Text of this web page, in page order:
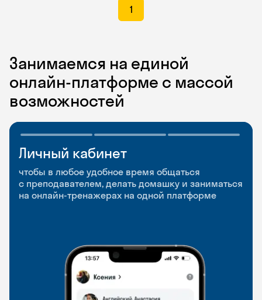
1
Занимаемся на единой
онлайн-платформе с массой
возможностей
Личный кабинет
чтобы в любое удобное время общаться
с преподавателем, делать домашку и заниматься
на онлайн-тренажерах на одной платформе
Мобильное
приложение
чтобы заниматься и изучать новые слова где
и когда удобно
Разговорные клубы
и Talks
Групповые занятия для разговорной практики
и индивидуальные встречи с преподавателями